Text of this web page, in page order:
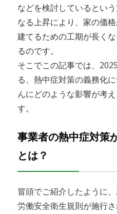
などを検討しているとい
なる上昇により、家の価
建てるための工期が長く
るのです。
そこでこの記事では、
る、熱中症対策の義務化
んにどのような影響が考
す。
事業者の熱中症対策
とは？
冒頭でご紹介したように
労働安全衛生規則が施行